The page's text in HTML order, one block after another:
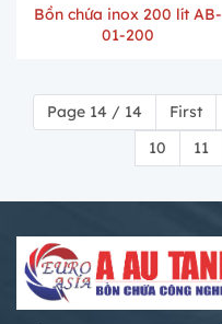
Bồn chứa inox 200 lít AB-
01-200
Page 14 / 14 First
10
11